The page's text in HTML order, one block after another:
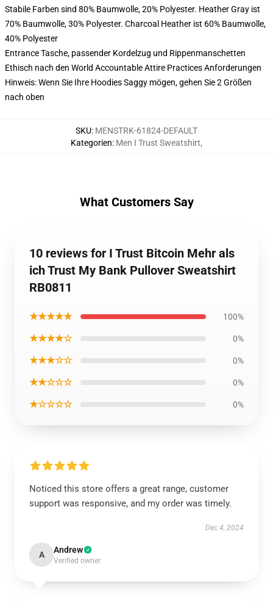
Stabile Farben sind 80% Baumwolle, 20% Polyester. Heather Gray ist
70% Baumwolle, 30% Polyester. Charcoal Heather ist 60% Baumwolle,
40% Polyester
Entrance Tasche, passender Kordelzug und Rippenmanschetten
Ethisch nach den World Accountable Attire Practices Anforderungen
Hinweis: Wenn Sie Ihre Hoodies Saggy mögen, gehen Sie 2 Größen
nach oben
SKU: MENSTRK-61824-DEFAULT
Kategorien: Men I Trust Sweatshirt,
What Customers Say
10 reviews for I Trust Bitcoin Mehr als
ich Trust My Bank Pullover Sweatshirt
RB0811
★★★★★ 100%
★★★★☆ 0%
★★★☆☆ 0%
★★☆☆☆ 0%
★☆☆☆☆ 0%
Noticed this store offers a great range, customer
support was responsive, and my order was timely.
Dec 4, 2024
A Andrew
Verified owner